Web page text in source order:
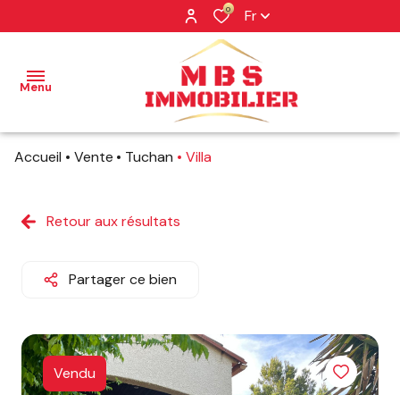
0 Fr
Menu
NOS
VENDUS
NOTRE
AGENCE
Accueil Vente Tuchan Villa
Retour aux résultats
Partager ce bien
Vendu